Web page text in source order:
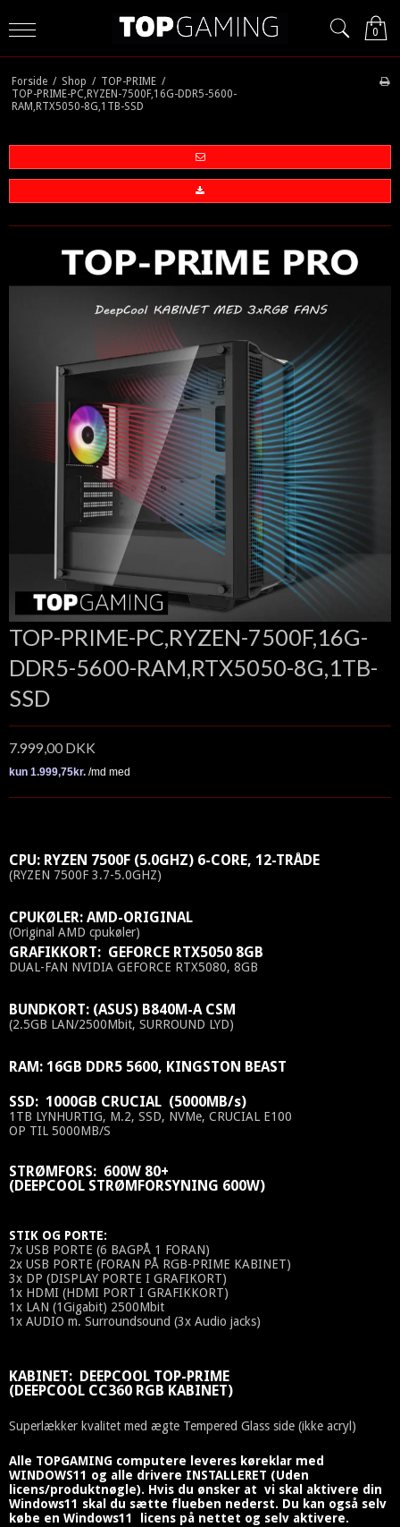
0
Forside / Shop / TOP-PRIME /
TOP-PRIME-PC,RYZEN-7500F,16G-DDR5-5600-
RAM,RTX5050-8G,1TB-SSD
TOP-PRIME-PC,RYZEN-7500F,16G-
DDR5-5600-RAM,RTX5050-8G,1TB-
SSD
7.999,00 DKK
CPU: RYZEN 7500F (5.0GHZ) 6-CORE, 12-TRÅDE
(RYZEN 7500F 3.7-5.0GHZ)
CPUKØLER: AMD-ORIGINAL
(Original AMD cpukøler)
GRAFIKKORT: GEFORCE RTX5050 8GB
DUAL-FAN NVIDIA GEFORCE RTX5080, 8GB
BUNDKORT: (ASUS) B840M-A CSM
(2.5GB LAN/2500Mbit, SURROUND LYD)
RAM: 16GB DDR5 5600, KINGSTON BEAST
SSD: 1000GB CRUCIAL (5000MB/s)
1TB LYNHURTIG, M.2, SSD, NVMe, CRUCIAL E100
OP TIL 5000MB/S
STRØMFORS: 600W 80+
(DEEPCOOL STRØMFORSYNING 600W)
STIK OG PORTE:
7x USB PORTE (6 BAGPÅ 1 FORAN)
2x USB PORTE (FORAN PÅ RGB-PRIME KABINET)
3x DP (DISPLAY PORTE I GRAFIKORT)
1x HDMI (HDMI PORT I GRAFIKKORT)
1x LAN (1Gigabit) 2500Mbit
1x AUDIO m. Surroundsound (3x Audio jacks)
KABINET: DEEPCOOL TOP-PRIME
(DEEPCOOL CC360 RGB KABINET)
Superlækker kvalitet med ægte Tempered Glass side (ikke acryl)
Alle TOPGAMING computere leveres køreklar med
WINDOWS11 og alle drivere INSTALLERET (Uden
licens/produktnøgle). Hvis du ønsker at vi skal aktivere din
Windows11 skal du sætte flueben nederst. Du kan også selv
købe en Windows11 licens på nettet og selv aktivere.